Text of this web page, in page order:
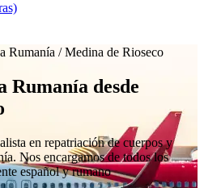
Rumanía /Medina de Rioseco
Rumanía desde
en repatriación de cuerpos y
Nos encargamos de todos los
español y rumano